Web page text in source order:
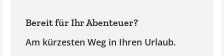
Bereit für Ihr Abenteuer?
Am kürzesten Weg in Ihren Urlaub.